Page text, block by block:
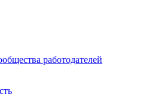
работодателей